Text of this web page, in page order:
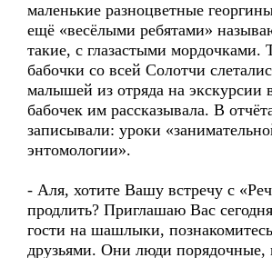
маленькие разноцветные
ещё «весёлыми ребятами»
такие, с глазастыми мордочками.
бабочки со всей Солотчи
малышей из отряда на экскурсии
бабочек им рассказывала. В
записывали: уроки
энтомологии».
- Аля, хотите Вашу встречу с
продлить? Приглашаю Вас
гости на шашлыки,
друзьями. Они люди порядочные,